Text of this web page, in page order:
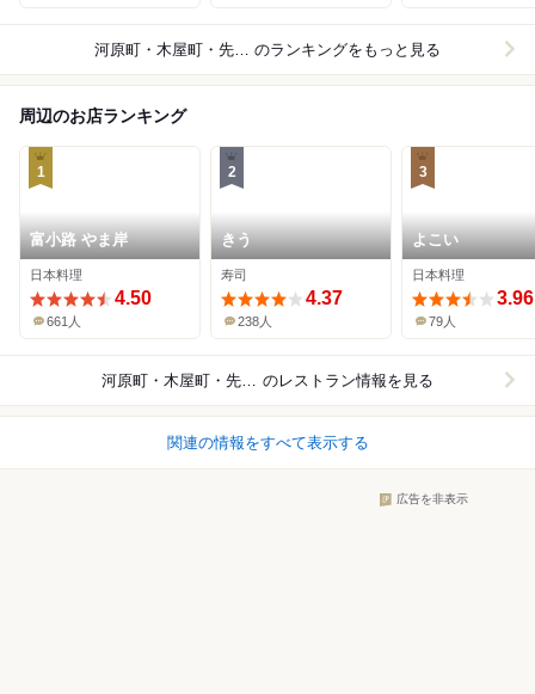
河原町・木屋町・先斗町×焼き鳥 のランキングをもっと見る
周辺のお店ランキング
1
富小路 やま岸
日本料理
4.50
661人
2
きう
寿司
4.37
238人
3
よこい
日本料理
3.96
79人
のレストラン情報を見る
関連の情報をすべて表示する
広告を非表示